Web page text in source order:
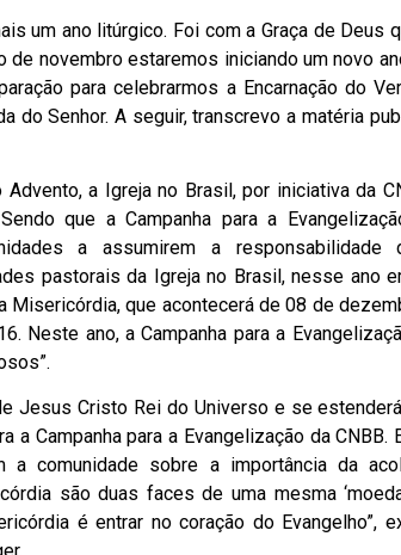
um ano litúrgico. Foi com a Graça de Deus
de novembro estaremos iniciando um novo
para celebrarmos a Encarnação do
do Senhor. A seguir, transcrevo a matéria
a Igreja no Brasil, por iniciativa da
que a Campanha para a
a assumirem a responsabilidade
pastorais da Igreja no Brasil, nesse ano
Misericórdia, que acontecerá de 08 de
Neste ano, a Campanha para a
Jesus Cristo Rei do Universo e se
a Campanha para a Evangelização da
comunidade sobre a importância da
são duas faces de uma mesma
é entrar no coração do